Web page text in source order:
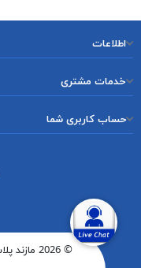
اطلاعات
خدمات مشتری
حساب کاربری شما
© 2026 مازند پلاست نور. همه حقوق محفوظ است.